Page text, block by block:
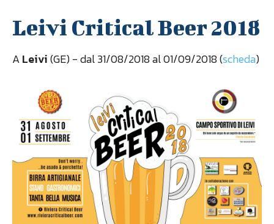
Leivi Critical Beer 2018
ALeivi(GE) - dal 31/08/2018 al 01/09/2018 (scheda)